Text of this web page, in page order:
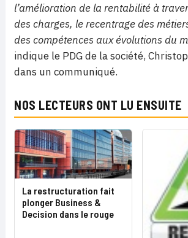
l’amélioration de la rentabilité à
des charges, le recentrage des
des compétences aux évolutions du
indique le PDG de la société,
dans un communiqué.
NOS LECTEURS ONT LU ENSUITE
La restructuration fait
plonger Business &
Decision dans le rouge